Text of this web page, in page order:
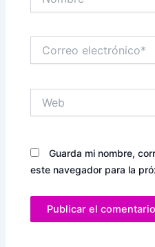
electrónico*
Guarda mi nombre,
este navegador para la